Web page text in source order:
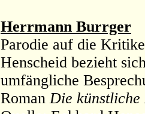
Herrmann Burrger
Parodie auf die
Henscheid bezieht
umfängliche
RomanDie künstliche